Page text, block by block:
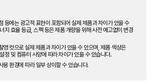
등에는 광고적 표현이 포함되어 실제 제품과 차이가 있을 수
지 효율 등급, 스펙 등은 제품 개량을 위해 사전 예고없이 변경
영 컷으로 실제 제품과 차이가 있을 수 있으며, 제품 색상은
정 및 컴퓨터 사양에 따라 차이가 있을 수 있습니다.
용 환경에 따라 일부 상이할 수 있습니다.